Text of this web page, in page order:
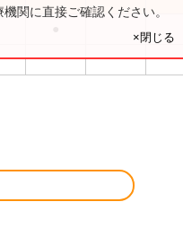
関に直接ご確認ください。
×閉じる